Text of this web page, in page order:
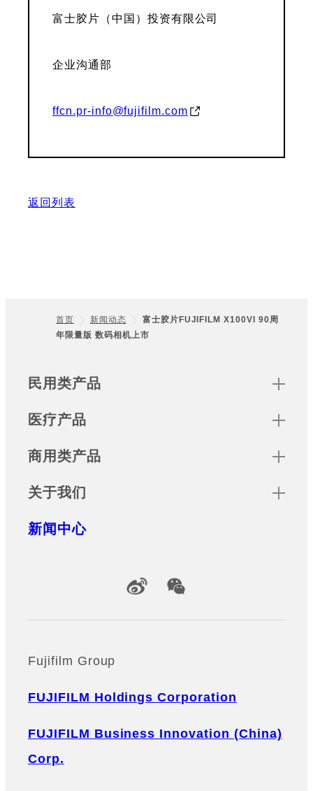
富士胶片（中国）投资有限公司
企业沟通部
ffcn.pr-info@fujifilm.com
返回列表
Footer
首页 新闻动态
富士胶片FUJIFILM X100VI 90周
年限量版 数码相机上市
Sitemap
民用类产品
医疗产品
商用类产品
关于我们
新闻中心
Official Social Media Accounts
Fujifilm Group
FUJIFILM Holdings Corporation
FUJIFILM Business Innovation (China)
Corp.